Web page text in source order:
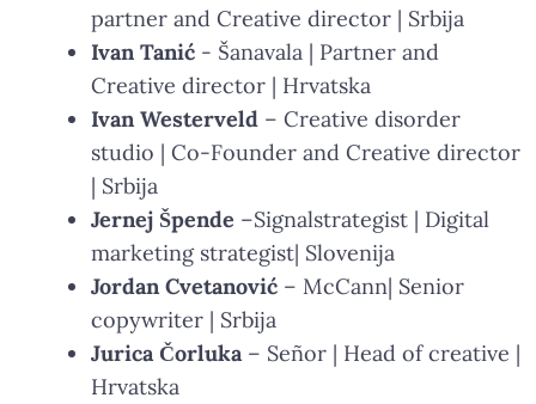
partner and Creative director | Srbija
Ivan Tanić - Šanavala | Partner and
Creative director | Hrvatska
Ivan Westerveld – Creative disorder
studio | Co-Founder and Creative director
| Srbija
Jernej Špende –Signalstrategist | Digital
marketing strategist| Slovenija
Jordan Cvetanović – McCann| Senior
copywriter | Srbija
Jurica Čorluka– Señor | Head of creative |
Hrvatska